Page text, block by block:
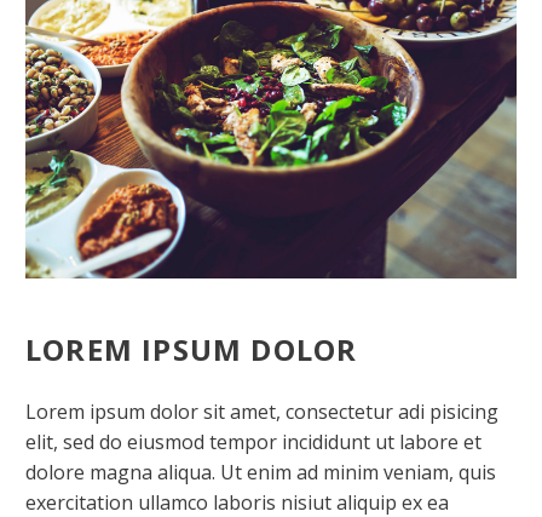
LOREM IPSUM DOLOR
Lorem ipsum dolor sit amet, consectetur adi pisicing
elit, sed do eiusmod tempor incididunt ut labore et
dolore magna aliqua. Ut enim ad minim veniam, quis
exercitation ullamco laboris nisiut aliquip ex ea